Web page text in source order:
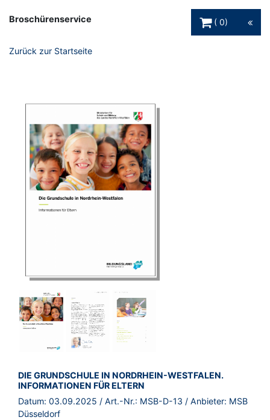
Broschürenservice
0
Zurück zur Startseite
BROSCHÜRE:
DIE GRUNDSCHULE IN NORDRHEIN-WESTFALEN.
INFORMATIONEN FÜR ELTERN
Datum: 03.09.2025 / Art.-Nr.: MSB-D-13 / Anbieter: MSB
Düsseldorf